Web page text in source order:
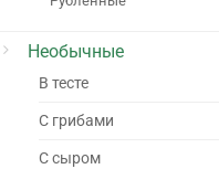
Необычные
В тесте
С грибами
С сыром